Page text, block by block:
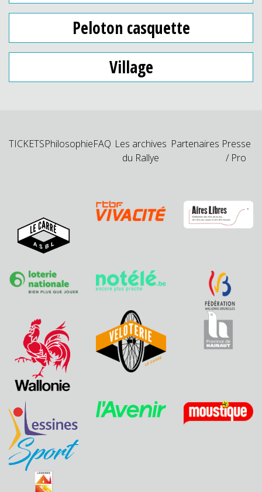
Peloton casquette
Village
TICKETSPhilosophieFAQ Les archives
du Rallye
Partenaires Presse
/ Pro